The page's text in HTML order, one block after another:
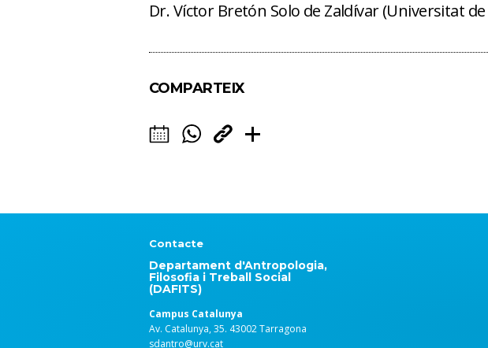
Dr. Víctor Bretón Solo de Zaldívar (Universitat de
COMPARTEIX
Contacte
Departament d'Antropologia,
Filosofia i Treball Social
(DAFITS)
Campus Catalunya
Av. Catalunya, 35. 43002 Tarragona
sdantro@urv.cat